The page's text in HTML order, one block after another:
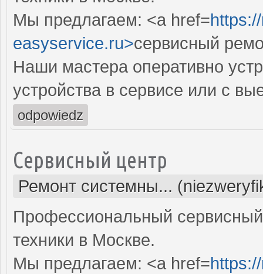
Мы предлагаем: <a href=
easyservice.ru>сервисный
Наши мастера оперативно
устройства в сервисе или с
odpowiedz
Сервисный центр
Ремонт системны...
Профессиональный
техники в Москве.
Мы предлагаем: <a href=